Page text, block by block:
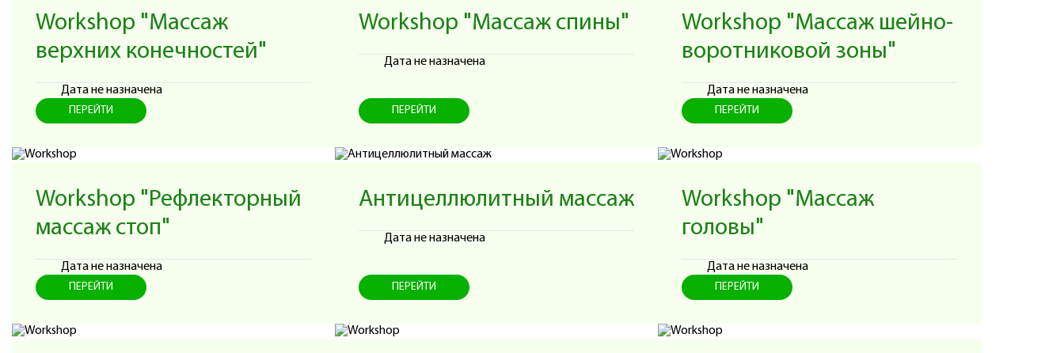
Workshop "Массаж
верхних конечностей"
Дата не назначена
ПЕРЕЙТИ
Workshop "Массаж спины"
Дата не назначена
ПЕРЕЙТИ
Workshop "Массаж шейно-
воротниковой зоны"
Дата не назначена
ПЕРЕЙТИ
Workshop "Рефлекторный
массаж стоп"
Дата не назначена
ПЕРЕЙТИ
Антицеллюлитный массаж
Дата не назначена
ПЕРЕЙТИ
Workshop "Массаж
головы"
Дата не назначена
ПЕРЕЙТИ